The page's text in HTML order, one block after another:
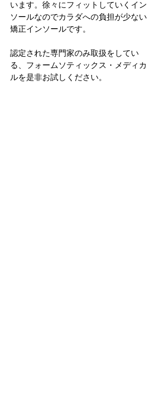
います。徐々にフィットしていくイン
ソールなのでカラダへの負担が少ない
矯正インソールです。
認定された専門家のみ取扱をしてい
る、フォームソティックス・メディカ
ルを是非お試しください。